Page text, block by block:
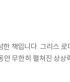
한 책입니다. 그리스
무한히 펼쳐진 상상